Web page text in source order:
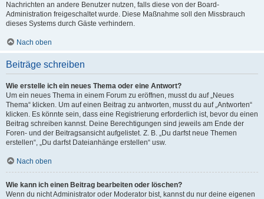
Nachrichten an andere Benutzer nutzen, falls diese von der Board-
Administration freigeschaltet wurde. Diese Maßnahme soll den Missbrauch
dieses Systems durch Gäste verhindern.
Nach oben
Beiträge schreiben
Wie erstelle ich ein neues Thema oder eine Antwort?
Um ein neues Thema in einem Forum zu eröffnen, musst du auf „Neues
Thema“ klicken. Um auf einen Beitrag zu antworten, musst du auf „Antworten“
klicken. Es könnte sein, dass eine Registrierung erforderlich ist, bevor du einen
Beitrag schreiben kannst. Deine Berechtigungen sind jeweils am Ende der
Foren- und der Beitragsansicht aufgelistet. Z. B. „Du darfst neue Themen
erstellen“, „Du darfst Dateianhänge erstellen“ usw.
Nach oben
Wie kann ich einen Beitrag bearbeiten oder löschen?
Wenn du nicht Administrator oder Moderator bist, kannst du nur deine eigenen